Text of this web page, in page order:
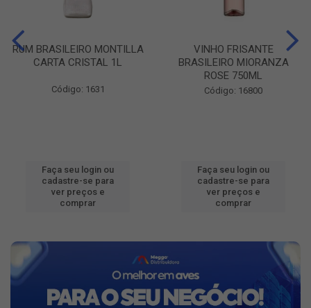
RUM BRASILEIRO MONTILLA
CARTA CRISTAL 1L
Código: 1631
Faça seu login ou
cadastre-se para
ver preços e
comprar
VINHO FRISANTE
BRASILEIRO MIORANZA
ROSE 750ML
Código: 16800
Faça seu login ou
cadastre-se para
ver preços e
comprar